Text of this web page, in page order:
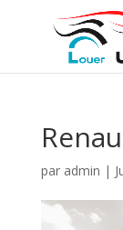
par admin |